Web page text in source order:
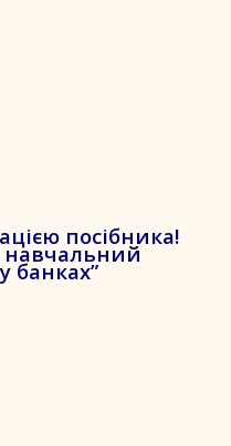
посібника!
банках”